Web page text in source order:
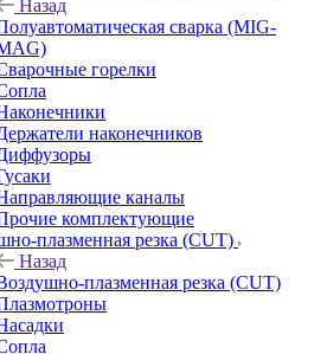
Назад
сварка (MIG-
горелки
наконечников
каналы
комплектующие
плазменная резка (CUT)
Назад
плазменная резка (CUT)